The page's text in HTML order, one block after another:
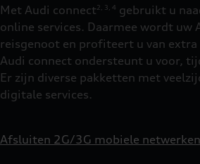
Met Audi connect2 3 4 gebruikt u
online services. Daarmee wordt uw
reisgenoot en profiteert u van extra
Audi connect ondersteunt u voor,
Er zijn diverse pakketten met
digitale services.
Afsluiten 2G/3G mobiele netwerken